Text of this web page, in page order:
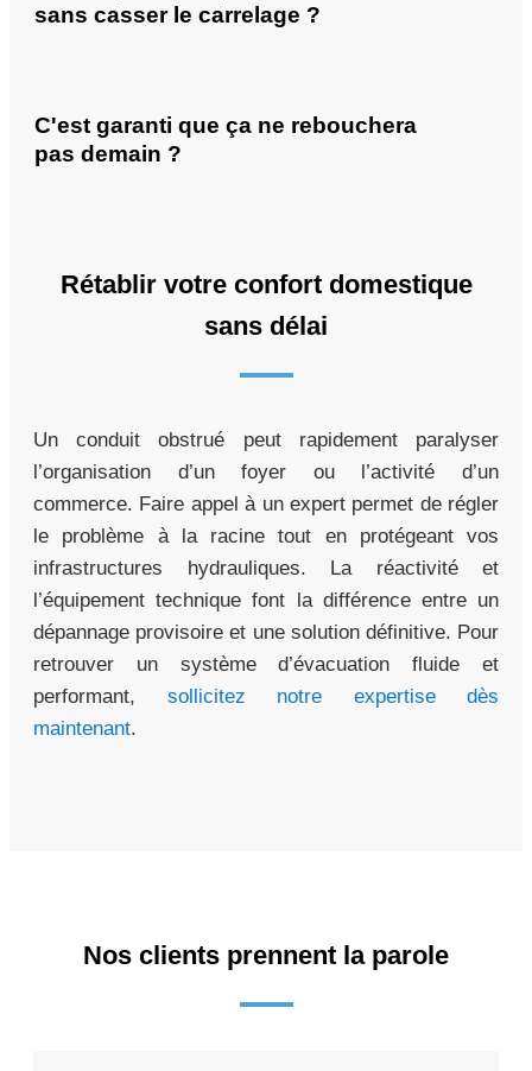
sans casser le carrelage ?
C'est garanti que ça ne rebouchera
pas demain ?
Rétablir votre confort domestique
sans délai
Un conduit obstrué peut rapidement paralyser
l’organisation d’un foyer ou l’activité d’un
commerce. Faire appel à un expert permet de régler
le problème à la racine tout en protégeant vos
infrastructures hydrauliques. La réactivité et
l’équipement technique font la différence entre un
dépannage provisoire et une solution définitive. Pour
retrouver un système d’évacuation fluide et
performant, sollicitez notre expertise dès
maintenant.
Nos clients prennent la parole